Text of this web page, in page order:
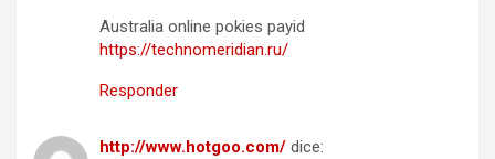
Australia online pokies payid
https://technomeridian.ru/
Responder
http://www.hotgoo.com/ dice: